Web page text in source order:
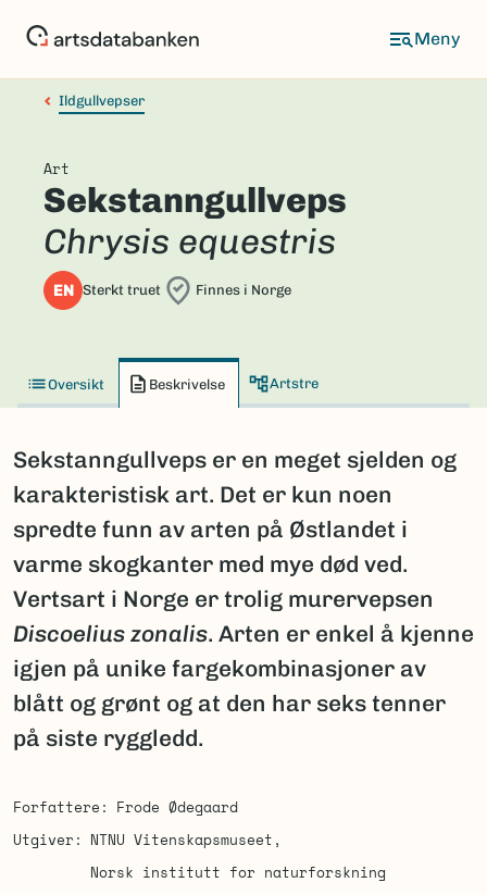
Ildgullvepser
Art
Sekstanngullveps
Chrysis equestris
EN Sterkt truet Finnes i Norge
Oversikt Beskrivelse Artstre
Sekstanngullveps er en meget sjelden og
karakteristisk art. Det er kun noen
spredte funn av arten på Østlandet i
varme skogkanter med mye død ved.
Vertsart i Norge er trolig murervepsen
Discoelius zonalis. Arten er enkel å kjenne
igjen på unike fargekombinasjoner av
blått og grønt og at den har seks tenner
på siste ryggledd.
Forfattere
Frode Ødegaard
Utgiver
NTNU Vitenskapsmuseet
Norsk institutt for naturforskning